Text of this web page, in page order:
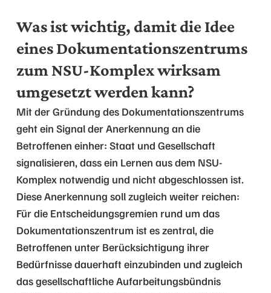
Was ist wichtig, damit die Idee
eines Dokumentationszentrums
zum NSU-Komplex wirksam
umgesetzt werden kann?
Mit der Gründung des Dokumentationszentrums
geht ein Signal der Anerkennung an die
Betroffenen einher: Staat und Gesellschaft
signalisieren, dass ein Lernen aus dem NSU-
Komplex notwendig und nicht abgeschlossen ist.
Diese Anerkennung soll zugleich weiter reichen:
Für die Entscheidungsgremien rund um das
Dokumentationszentrum ist es zentral, die
Betroffenen unter Berücksichtigung ihrer
Bedürfnisse dauerhaft einzubinden und zugleich
das gesellschaftliche Aufarbeitungsbündnis